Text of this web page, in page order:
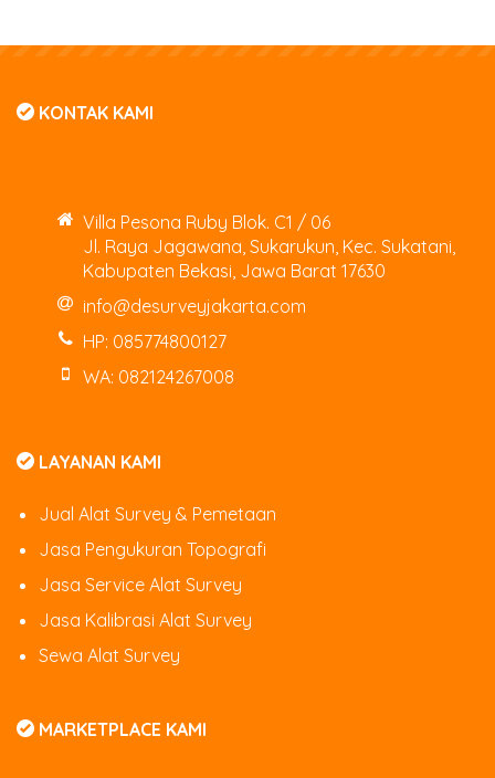
KONTAK KAMI
Villa Pesona Ruby Blok. C1 / 06
Jl. Raya Jagawana, Sukarukun, Kec. Sukatani,
Kabupaten Bekasi, Jawa Barat 17630
info@desurveyjakarta.com
HP: 085774800127
WA: 082124267008
LAYANAN KAMI
Jual Alat Survey & Pemetaan
Jasa Pengukuran Topografi
Jasa Service Alat Survey
Jasa Kalibrasi Alat Survey
Sewa Alat Survey
MARKETPLACE KAMI